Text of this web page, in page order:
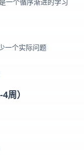
一个实际问题
周）